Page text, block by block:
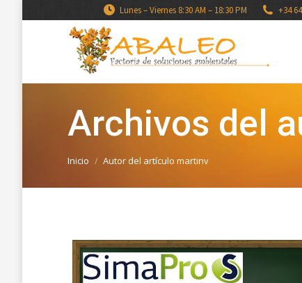
Lunes – Viernes 8:30 AM – 18:30 PM +34
Archivos del
Estás aquí:
Inicio Autor del artículo martinv